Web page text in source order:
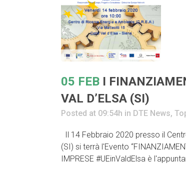
05 FEB I
VAL D’ELSA (SI)
Posted at 09:54h in DTE News,
Il 14 Febbraio 2020 presso il
(SI) si terrà l'Evento
IMPRESE #UEinValdElsa è